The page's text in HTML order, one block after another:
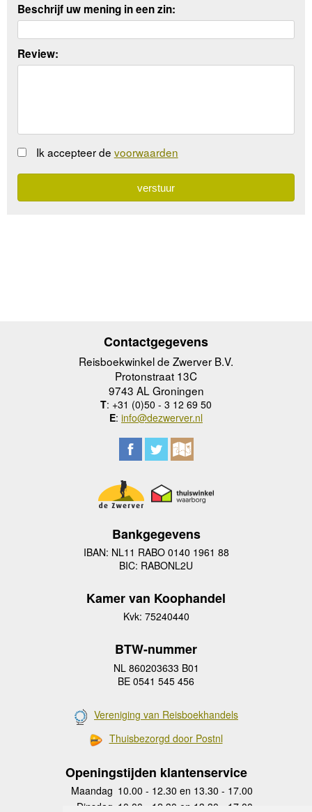
Beschrijf uw mening in een zin:
Review:
Ik accepteer de voorwaarden
Contactgegevens
Reisboekwinkel de Zwerver B.V.
Protonstraat 13C
9743 AL Groningen
T: +31 (0)50 - 3 12 69 50
E: info@dezwerver.nl
Bankgegevens
IBAN: NL11 RABO 0140 1961 88
BIC: RABONL2U
Kamer van Koophandel
Kvk: 75240440
BTW-nummer
NL 860203633 B01
BE 0541 545 456
Vereniging van Reisboekhandels
Thuisbezorgd door Postnl
Openingstijden klantenservice
Maandag 10.00 - 12.30 en 13.30 - 17.00
Dinsdag 10.00 - 12.30 en 13.30 - 17.00